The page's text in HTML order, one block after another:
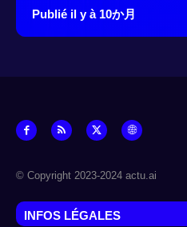
Publié il y à 10か月
© Copyright 2023-2024 actu.ai
INFOS LÉGALES